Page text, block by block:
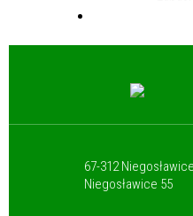
67-312
Niegosławice 55